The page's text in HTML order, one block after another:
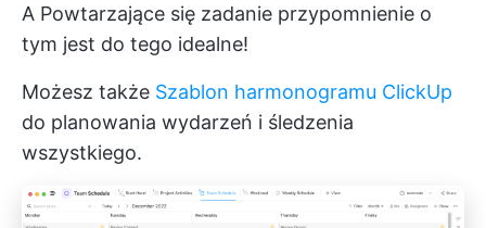
A Powtarzające się zadanie przypomnienie o
tym jest do tego idealne!
Możesz także Szablon harmonogramu ClickUp
do planowania wydarzeń i śledzenia
wszystkiego.